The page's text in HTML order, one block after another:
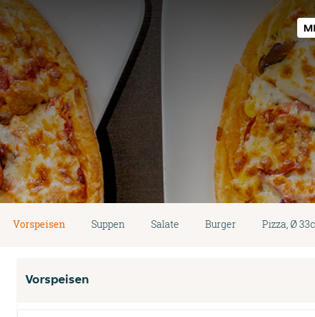
Vorspeisen Suppen Salate Burger Pizza, Ø
Vorspeisen